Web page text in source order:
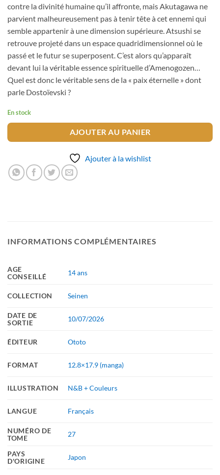
contre la divinité humaine qu’il affronte, mais Akutagawa ne
parvient malheureusement pas à tenir tête à cet ennemi qui
semble appartenir à une dimension supérieure. Atsushi se
retrouve projeté dans un espace quadridimensionnel où le
passé et le futur se superposent. C’est alors qu’apparaît
devant lui la véritable essence spirituelle d’Amenogozen…
Quel est donc le véritable sens de la « paix éternelle » dont
parle Dostoïevski ?
En stock
AJOUTER AU PANIER
Ajouter à la wishlist
INFORMATIONS COMPLÉMENTAIRES
AGE
CONSEILLÉ
14 ans
COLLECTION Seinen
DATE DE
SORTIE
10/07/2026
ÉDITEUR Ototo
FORMAT 12.8×17.9 (manga)
ILLUSTRATION N&B + Couleurs
LANGUE Français
NUMÉRO DE
TOME
27
PAYS
D'ORIGINE
Japon